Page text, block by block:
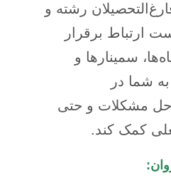
رشته و
برقرار
سمینارها و
شما در
مشکلات و حتی
کمک کند.